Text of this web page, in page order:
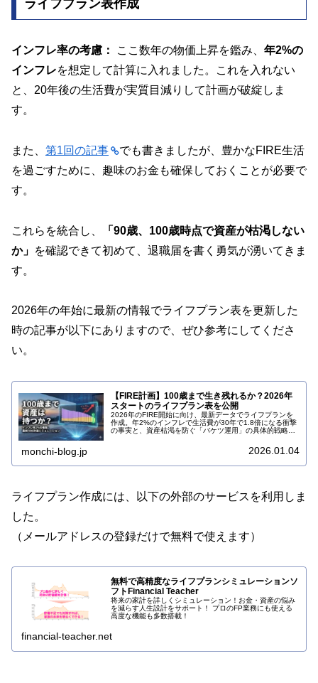
ライフプラン表作成
インフレ率の考慮： ここ数年の物価上昇を鑑み、 年2%の
インフレを想定して計算に入れました。これを入れない
と、20年後の生活費が実質目減りして計画が破綻しま
す。
また、 第1回の記事
でも書きましたが、豊かなFIRE生活
を過ごすために、趣味のお金も確保しておくことが必要で
す。
これらを統合し、
「90歳、100歳時点で資産が枯渇しない
か」 を確認できて初めて、退職届を書く勇気が湧いてきま
す。
2026年の年始に最新の情報でライフプラン表を更新した
時の記事が以下にありますので、ぜひ参考にしてくださ
い。
【FIRE計画】100歳まで生き残れるか？2026年
スタートのライフプラン表を公開
2026年のFIRE開始に向け、最新データでライフプランを
作成。年2%のインフレで生活費が30年で1.8倍になる衝撃
の事実と、資産枯渇を防ぐ「バケツ運用」の具体的戦略を
monchi-blog.jp 2026.01.04
ライフプラン作成には、以下の外部のサービスを利用しま
した。
（メールアドレスの登録だけで無料で使えます）
無料で高精度なライフプランシミュレーションソ
フトFinancial Teacher
将来の家計を詳しくシミュレーション！お金・資産の悩み
を減らす人生設計をサポート！ プロのFP業務にも使える
高度な機能も多数搭載！
financial-teacher.net